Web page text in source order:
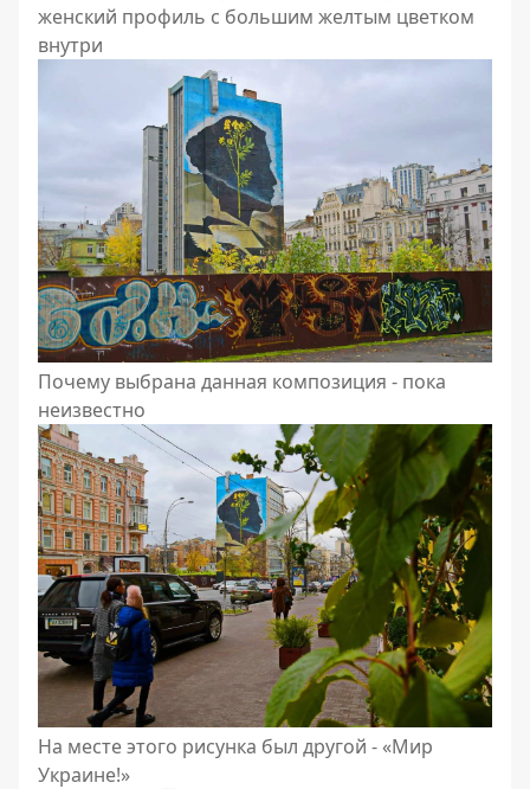
женский профиль с большим желтым цветком
внутри
Почему выбрана данная композиция - пока
неизвестно
На месте этого рисунка был другой - «Мир
Украине!»